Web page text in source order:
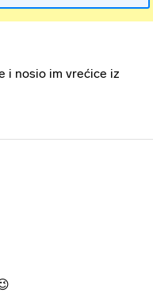
i nosio im vrećice iz